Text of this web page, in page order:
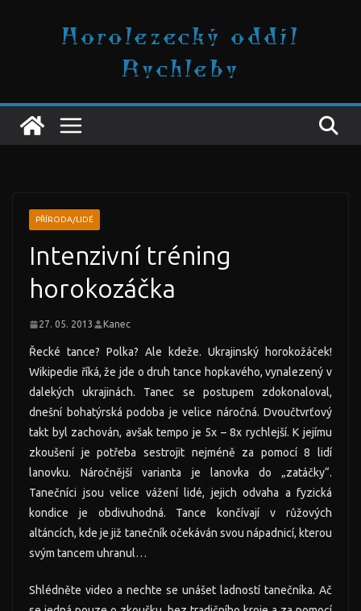
Horolezecký oddíl
Rychleby
PŘÍRODA/LIDÉ
Intenzivní tréning
horokozáčka
27. 05. 2013 Kanec
Řecké tance? Polka? Ale kdeže. Ukrajinský horokožáček!
Wikipedie říká, že jde o druh tance hopkavého, vynalezený v
dalekých ukrajinách. Tanec se postupem zdokonaloval,
dnešní bohatýrská podoba je velice náročná. Dvoučtvrťový
takt byl zachován, avšak tempo je 5x – 8x rychlejší. K jejímu
zkoušení je potřeba sestrojit nejméně za pomocí 8 lidí
lanovku. Náročnější varianta je lanovka do „zatáčky“.
Tanečníci jsou velice vážení lidé, jejich odvaha a fyzická
kondice je obdivuhodná. Tance končívají v růžových
altáncích, kde je již tanečník očekáván svou nápadnicí, kterou
svým tancem uhranul…
Shlédněte video a nechte se unášet ladností tanečníka. Ač